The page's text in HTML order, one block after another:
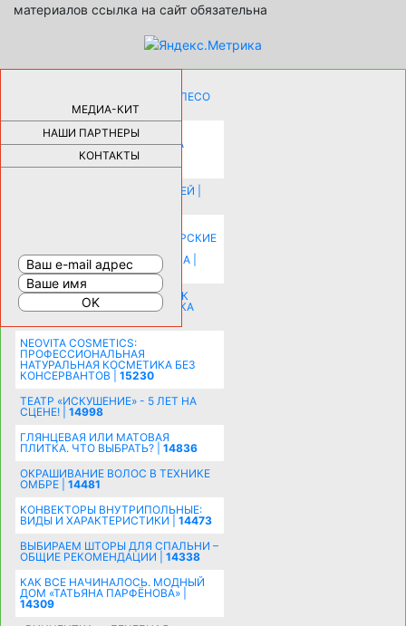
материалов ссылка на сайт обязательна
МЕДИА-КИТ
НАШИ ПАРТНЕРЫ
КОНТАКТЫ
КАК ДЕВУШКЕ ПОМЕНЯТЬ КОЛЕСО
НА АВТОМОБИЛЕ |69183
НОВЫЕ РАЗРАБОТКИ ДЛЯ
ОЗДОРОВЛЕНИЯ ОРГАНИЗМА
ПЛАТФОРМА ШУМАННА 3Д И
КАПСУЛА ЗДОРОВЬЯ |28291
ИСТОРИЯ НАКЛАДНЫХ НОГТЕЙ |
КОМНАТУ: ХИТРЫЕ ДИЗАЙНЕРСКИЕ
РАСШИРЕНИЯ ПРОСТРАНСТВА |
16200
СОБИРАЕМСЯ НА ПРАЗДНИК К
МОЛОДОЖЕНАМ: ПОДГОТОВКА
NEOVITA COSMETICS:
ПРОФЕССИОНАЛЬНАЯ
НАТУРАЛЬНАЯ КОСМЕТИКА БЕЗ
КОНСЕРВАНТОВ | 15230
ТЕАТР «ИСКУШЕНИЕ» - 5 ЛЕТ НА
СЦЕНЕ! | 14998
ГЛЯНЦЕВАЯ ИЛИ МАТОВАЯ
ПЛИТКА. ЧТО ВЫБРАТЬ? | 14836
ОКРАШИВАНИЕ ВОЛОС В ТЕХНИКЕ
ОМБРЕ | 14481
КОНВЕКТОРЫ ВНУТРИПОЛЬНЫЕ:
ВИДЫ И ХАРАКТЕРИСТИКИ | 14473
ВЫБИРАЕМ ШТОРЫ ДЛЯ СПАЛЬНИ –
ОБЩИЕ РЕКОМЕНДАЦИИ | 14338
КАК ВСЕ НАЧИНАЛОСЬ. МОДНЫЙ
ДОМ «ТАТЬЯНА ПАРФЁНОВА» |
14309